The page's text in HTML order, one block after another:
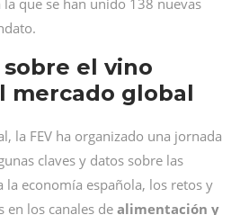
que se han unido 138 nuevas
el vino
mercado global
la FEV ha organizado una jornada
claves y datos sobre las
la economía española, los retos y
en los canales de alimentación y